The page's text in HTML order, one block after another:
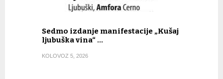
Sedmo izdanje manifestacije „Kušaj
ljubuška vina“ …
KOLOVOZ 5, 2026